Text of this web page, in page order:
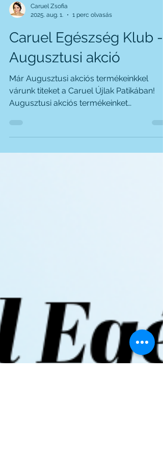
Caruel Zsofia
2025. aug. 1.
1 perc olvasás
Caruel Egészség Klub -
Augusztusi akció
Augusztusi akciós termékeinket
megtekinthetitek facebookon,...